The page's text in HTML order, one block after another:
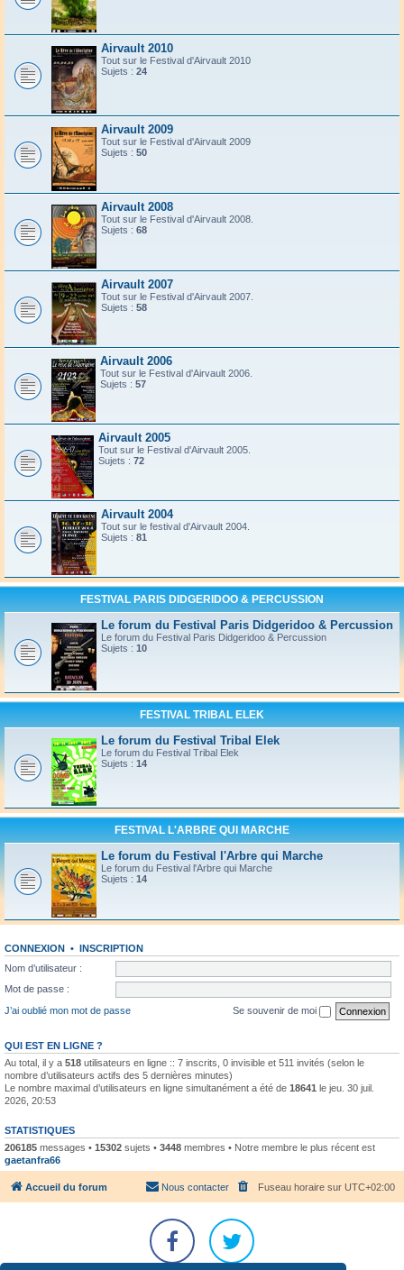
Airvault 2010
Tout sur le Festival d'Airvault 2010
Sujets : 24
Airvault 2009
Tout sur le Festival d'Airvault 2009
Sujets : 50
Airvault 2008
Tout sur le Festival d'Airvault 2008.
Sujets : 68
Airvault 2007
Tout sur le Festival d'Airvault 2007.
Sujets : 58
Airvault 2006
Tout sur le Festival d'Airvault 2006.
Sujets : 57
Airvault 2005
Tout sur le Festival d'Airvault 2005.
Sujets : 72
Airvault 2004
Tout sur le festival d'Airvault 2004.
Sujets : 81
FESTIVAL PARIS DIDGERIDOO & PERCUSSION
Le forum du Festival Paris Didgeridoo & Percussion
Le forum du Festival Paris Didgeridoo & Percussion
Sujets : 10
FESTIVAL TRIBAL ELEK
Le forum du Festival Tribal Elek
Le forum du Festival Tribal Elek
Sujets : 14
FESTIVAL L'ARBRE QUI MARCHE
Le forum du Festival l'Arbre qui Marche
Le forum du Festival l'Arbre qui Marche
Sujets : 14
CONNEXION • INSCRIPTION
Nom d’utilisateur :
Mot de passe :
J’ai oublié mon mot de passe
Se souvenir de moi
QUI EST EN LIGNE ?
Au total, il y a 518 utilisateurs en ligne :: 7 inscrits, 0 invisible et 511 invités (selon le
nombre d’utilisateurs actifs des 5 dernières minutes)
Le nombre maximal d’utilisateurs en ligne simultanément a été de 18641 le jeu. 30 juil.
2026, 20:53
STATISTIQUES
206185 messages • 15302 sujets • 3448 membres • Notre membre le plus récent est
gaetanfra66
Accueil du forum Fuseau horaire sur UTC+02:00
Nous contacter